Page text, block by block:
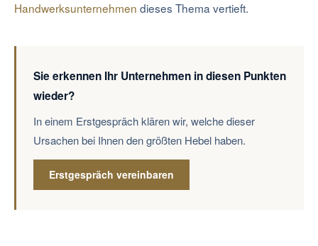
Handwerksunternehmen dieses Thema vertieft.
Sie erkennen Ihr Unternehmen in diesen Punkten
wieder?
In einem Erstgespräch klären wir, welche dieser
Ursachen bei Ihnen den größten Hebel haben.
Erstgespräch vereinbaren